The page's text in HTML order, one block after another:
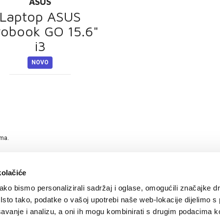
bismo personalizirali sadržaj i oglase, omogućili značajke
tako, podatke o vašoj upotrebi naše web-lokacije dijelimo s
i analizu, a oni ih mogu kombinirati s drugim podacima
ASUS
GO 15.6"
i3
NOVO